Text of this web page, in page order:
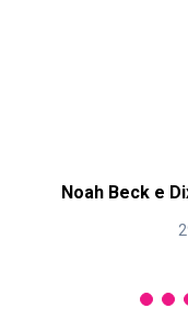
Noah Beck e